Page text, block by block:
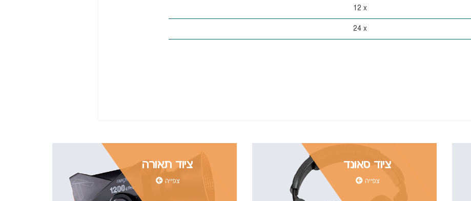
x
12
x
24
ציוד סאונד
צפייה
ציוד תאורה
צפייה